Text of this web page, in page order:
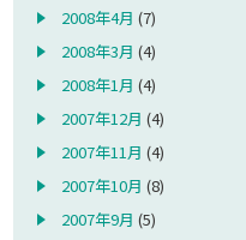
2008年4月 (7)
2008年3月 (4)
2008年1月 (4)
2007年12月 (4)
2007年11月 (4)
2007年10月 (8)
2007年9月 (5)